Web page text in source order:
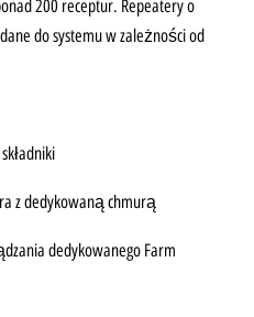
200 receptur. Repeatery o
do systemu w zależności od
z dedykowaną chmurą
dedykowanego Farm